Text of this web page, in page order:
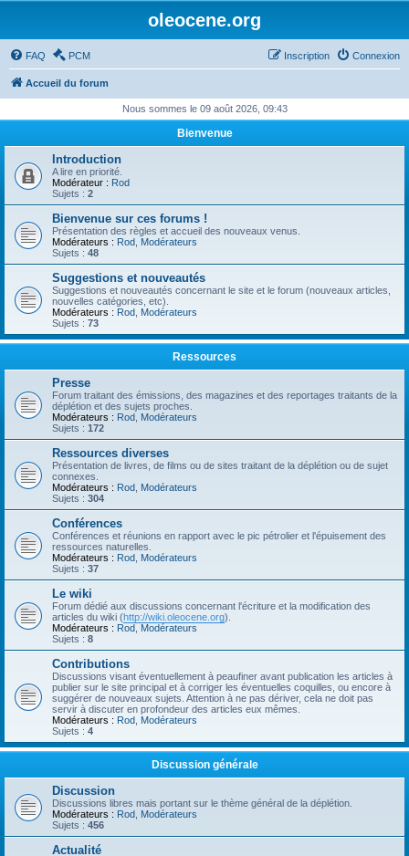
oleocene.org
FAQ PCM Connexion
Inscription
Accueil du forum
Nous sommes le 09 août 2026, 09:43
Bienvenue
Introduction
A lire en priorité.
Modérateur : Rod
Sujets : 2
Bienvenue sur ces forums !
Présentation des règles et accueil des nouveaux venus.
Modérateurs : Rod Modérateurs
Sujets : 48
Suggestions et nouveautés
Suggestions et nouveautés concernant le site et le forum (nouveaux articles,
nouvelles catégories, etc).
Modérateurs : Rod Modérateurs
Sujets : 73
Ressources
Presse
Forum traitant des émissions, des magazines et des reportages traitants de la
déplétion et des sujets proches.
Modérateurs : Rod Modérateurs
Sujets : 172
Ressources diverses
Présentation de livres, de films ou de sites traitant de la déplétion ou de sujet
connexes.
Modérateurs : Rod Modérateurs
Sujets : 304
Conférences
Conférences et réunions en rapport avec le pic pétrolier et l'épuisement des
ressources naturelles.
Modérateurs : Rod Modérateurs
Sujets : 37
Le wiki
Forum dédié aux discussions concernant l'écriture et la modification des
articles du wiki (http://wiki.oleocene.org).
Modérateurs : Rod Modérateurs
Sujets : 8
Contributions
Discussions visant éventuellement à peaufiner avant publication les articles à
publier sur le site principal et à corriger les éventuelles coquilles, ou encore à
suggérer de nouveaux sujets. Attention à ne pas dériver, cela ne doit pas
servir à discuter en profondeur des articles eux mêmes.
Modérateurs : Rod Modérateurs
Sujets : 4
Discussion générale
Discussion
Discussions libres mais portant sur le thème général de la déplétion.
Modérateurs : Rod Modérateurs
Sujets : 456
Actualité